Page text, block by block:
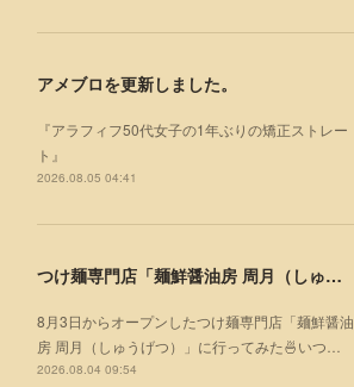
アメブロを更新しました。
『アラフィフ50代女子の1年ぶりの矯正ストレー
ト』
2026.08.05 04:41
つけ麺専門店「麺鮮醤油房 周月（しゅうげつ）」⁡ に行ってみた🍜
8月3日からオープンしたつけ麺専門店「麺鮮醤油
房 周月（しゅうげつ）」⁡に行ってみた🍜いつ…
2026.08.04 09:54